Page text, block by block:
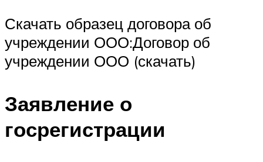
Скачать образец договора об
учреждении ООО:Договор об
учреждении ООО (скачать)
Заявление о
госрегистрации